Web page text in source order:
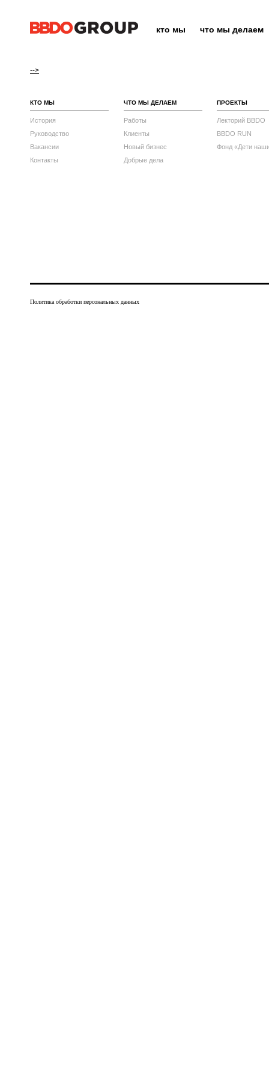
кто мы что мы делаем
-->
КТО МЫ
История
Руководство
Вакансии
Контакты
ЧТО МЫ ДЕЛАЕМ
Работы
Клиенты
Новый бизнес
Добрые дела
ПРОЕКТЫ
Лекторий BBDO
BBDO RUN
Фонд «Дети
Политика обработки персональных данных